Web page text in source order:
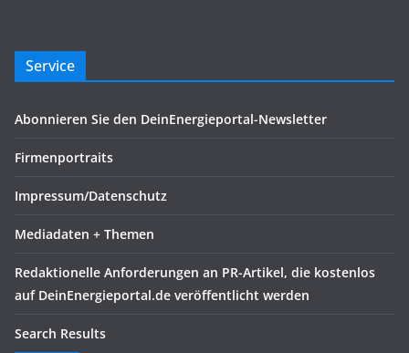
Service
Abonnieren Sie den DeinEnergieportal-Newsletter
Firmenportraits
Impressum/Datenschutz
Mediadaten + Themen
Redaktionelle Anforderungen an PR-Artikel, die kostenlos
auf DeinEnergieportal.de veröffentlicht werden
Search Results